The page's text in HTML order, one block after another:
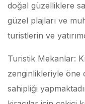
doğal güzelliklere
güzel plajları ve
turistlerin ve
Turistik Mekanlar:
zenginlikleriyle öne
sahipliği